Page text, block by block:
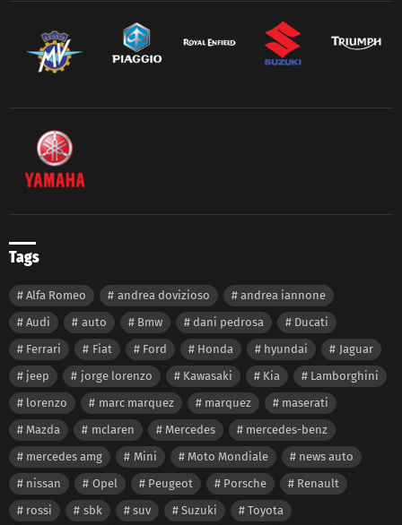
Tags
Alfa Romeo andrea dovizioso
andrea iannone
Audi
auto Bmw dani pedrosa
Ducati
Ferrari
Fiat Ford Honda hyundai
Jaguar
jeep
jorge lorenzo Kawasaki Kia
Lamborghini
lorenzo
marc marquez marquez
maserati
Mazda
mclaren Mercedes
mercedes-benz
mercedes amg
Mini Moto Mondiale
news auto
nissan
Opel Peugeot Porsche
Renault
rossi
sbk suv Suzuki
Toyota